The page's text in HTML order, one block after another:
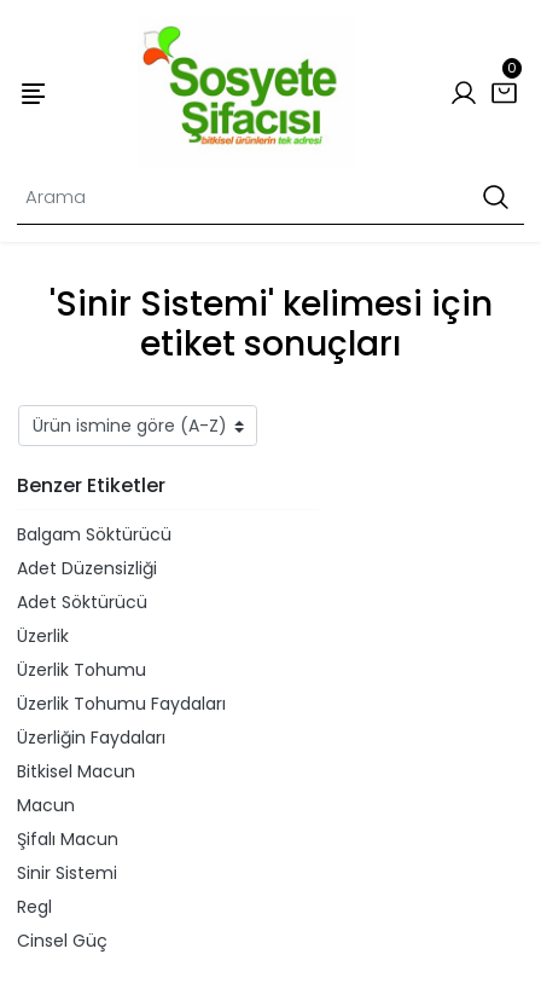
0
'Sinir Sistemi' kelimesi için
etiket sonuçları
Benzer Etiketler
Balgam Söktürücü
Adet Düzensizliği
Adet Söktürücü
Üzerlik
Üzerlik Tohumu
Üzerlik Tohumu Faydaları
Üzerliğin Faydaları
Bitkisel Macun
Macun
Şifalı Macun
Sinir Sistemi
Regl
Cinsel Güç